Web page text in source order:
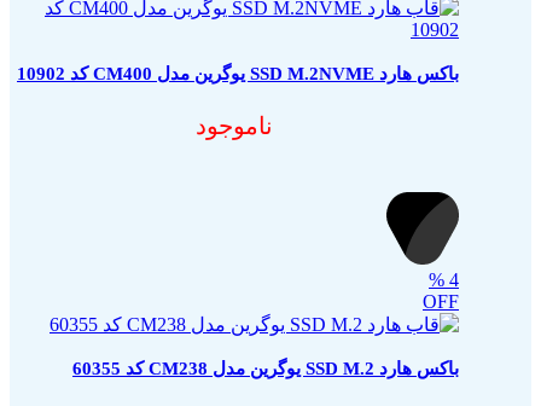
باکس هارد SSD M.2NVME یوگرین مدل CM400 کد 10902
ناموجود
4
%
OFF
باکس هارد SSD M.2 یوگرین مدل CM238 کد 60355